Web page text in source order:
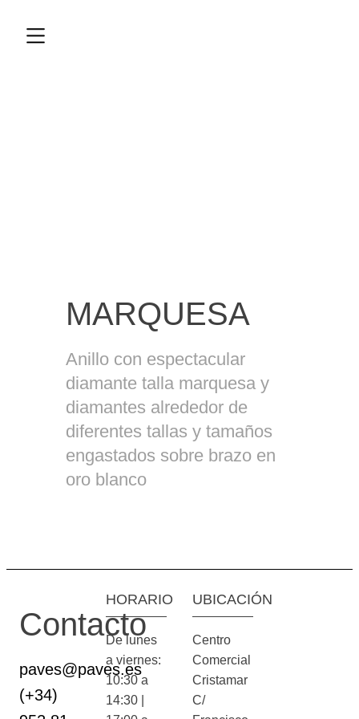
MARQUESA
Anillo con espectacular
diamante talla marquesa y
diamantes alrededor de
diferentes tallas y tamaños
engastados sobre brazo en
oro blanco
Contacto
paves@paves.es
(+34)
HORARIO
De lunes
a viernes:
10:30 a
14:30 |
UBICACIÓN
Centro
Comercial
Cristamar
C/